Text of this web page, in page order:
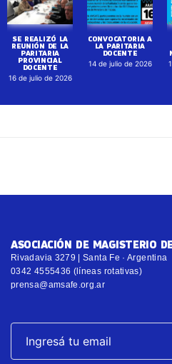
SE REALIZÓ LA
REUNIÓN DE LA
PARITARIA
PROVINCIAL
DOCENTE
16 de julio de 2026
CONVOCATORIA A
LA PARITARIA
DOCENTE
14 de julio de 2026
ASOCIACIÓN DE MAGISTERIO
Rivadavia 3279 | Santa Fe · Argentina
0342 4555436 (líneas rotativas)
prensa@amsafe.org.ar